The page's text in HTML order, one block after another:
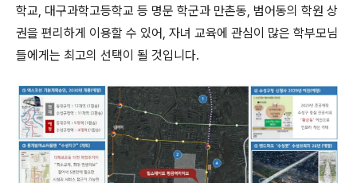
학교, 대구과학고등학교 등 명문 학군과 만촌동, 범어동의 학원 상
권을 편리하게 이용할 수 있어, 자녀 교육에 관심이 많은 학부모님
들에게는 최고의 선택이 될 것입니다.